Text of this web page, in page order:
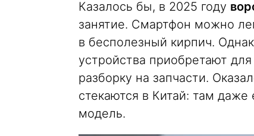
Казалось бы, в 2025 году
занятие. Смартфон можно
в бесполезный кирпич.
устройства приобретают
разборку на запчасти.
стекаются в Китай: там
модель.